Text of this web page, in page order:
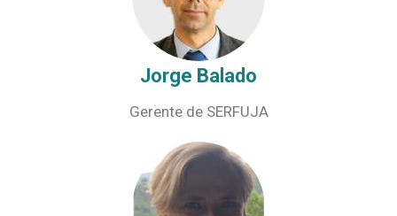
Jorge Balado
Gerente de SERFUJA